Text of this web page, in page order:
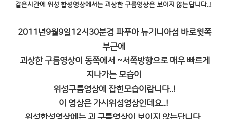
같은시간에 위성 합성영상에서는 괴상한 구름영상은 보이지 않는답니다..!
2011년9월9일12시30분경 파푸아 뉴기니아섬 바로윗쪽
부근에
괴상한 구름영상이 동쪽에서 ~서쪽방향으로 매우 빠르게
지나가는 모습이
위성구름영상에 잡힌모습이랍니다..!
이 영상은 가시위성영상인데요..!